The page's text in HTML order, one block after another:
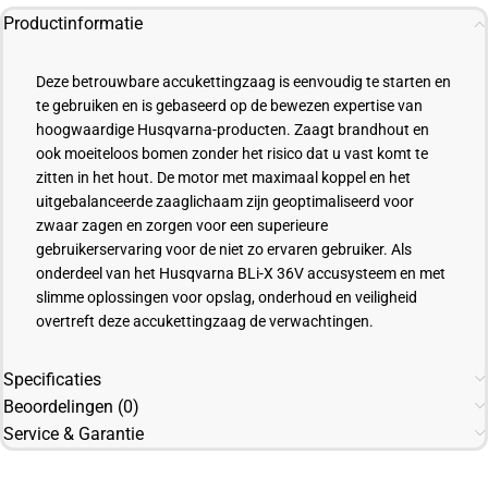
Productinformatie
Deze betrouwbare accukettingzaag is eenvoudig te starten en
te gebruiken en is gebaseerd op de bewezen expertise van
hoogwaardige Husqvarna-producten. Zaagt brandhout en
ook moeiteloos bomen zonder het risico dat u vast komt te
zitten in het hout. De motor met maximaal koppel en het
uitgebalanceerde zaaglichaam zijn geoptimaliseerd voor
zwaar zagen en zorgen voor een superieure
gebruikerservaring voor de niet zo ervaren gebruiker. Als
onderdeel van het Husqvarna BLi-X 36V accusysteem en met
slimme oplossingen voor opslag, onderhoud en veiligheid
overtreft deze accukettingzaag de verwachtingen.
Specificaties
Beoordelingen (0)
Service & Garantie